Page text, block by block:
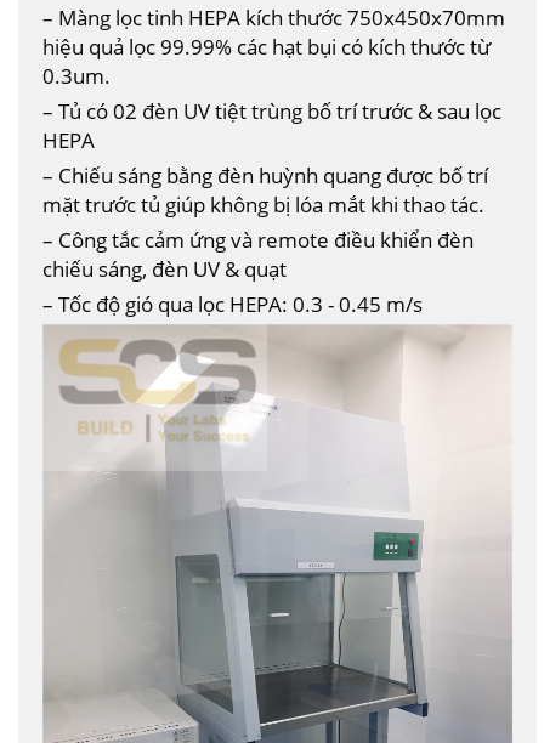
– Màng lọc tinh HEPA kích thước 750x450x70mm
hiệu quả lọc 99.99% các hạt bụi có kích thước từ
0.3um.
– Tủ có 02 đèn UV tiệt trùng bố trí trước & sau lọc
HEPA
– Chiếu sáng bằng đèn huỳnh quang được bố trí
mặt trước tủ giúp không bị lóa mắt khi thao tác.
– Công tắc cảm ứng và remote điều khiển đèn
chiếu sáng, đèn UV & quạt
– Tốc độ gió qua lọc HEPA: 0.3 - 0.45 m/s